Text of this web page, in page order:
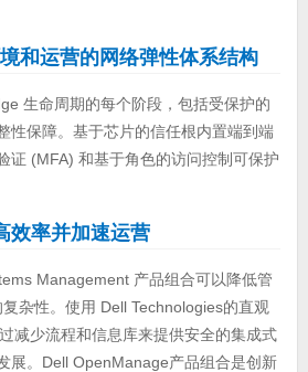
和运营的网络弹性体系结构
生命周期的每个阶段，包括受保护的
性保障。基于芯片的信任根内置端到端
证 (MFA) 和基于角色的访问控制可保护
效率并加速运营
Management 产品组合可以降低管
杂性。使用 Dell Technologies的直观
减少流程和信息库来提供安全的集成式
展。Dell OpenManage产品组合是创新